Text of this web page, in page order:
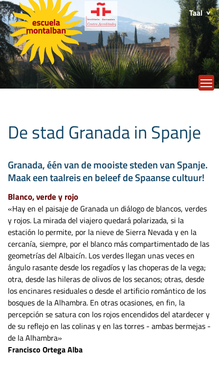
Taal
De stad Granada in Spanje
Granada, één van de mooiste steden van Spanje.
Maak een taalreis en beleef de Spaanse cultuur!
Blanco, verde y rojo
«Hay en el paisaje de Granada un diálogo de blancos, verdes
y rojos. La mirada del viajero quedará polarizada, si la
estación lo permite, por la nieve de Sierra Nevada y en la
cercanía, siempre, por el blanco más compartimentado de las
geometrías del Albaicín. Los verdes llegan unas veces en
ángulo rasante desde los regadíos y las choperas de la vega;
otra, desde las hileras de olivos de los secanos; otras, desde
los encinares residuales o desde el artificio romántico de los
bosques de la Alhambra. En otras ocasiones, en fin, la
percepción se satura con los rojos encendidos del atardecer y
de su reflejo en las colinas y en las torres - ambas bermejas -
de la Alhambra»
Francisco Ortega Alba